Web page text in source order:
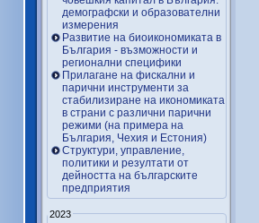
демографски и образователни
измерения
Развитие на биоикономиката в
България - възможности и
регионални специфики
Прилагане на фискални и
парични инструменти за
стабилизиране на икономиката
в страни с различни парични
режими (на примера на
България, Чехия и Естония)
Структури, управление,
политики и резултати от
дейността на българските
предприятия
2023